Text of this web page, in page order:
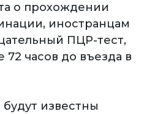
о прохождении
иностранцам
ПЦР-тест,
часов до въезда в
известны